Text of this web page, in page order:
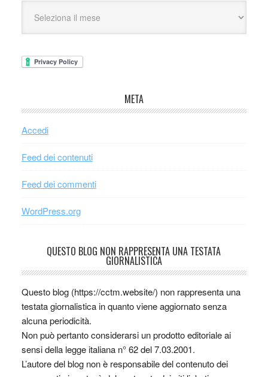
META
Accedi
Feed dei contenuti
Feed dei commenti
WordPress.org
QUESTO BLOG NON RAPPRESENTA UNA TESTATA
GIORNALISTICA
Questo blog (https://cctm.website/) non rappresenta una
testata giornalistica in quanto viene aggiornato senza
alcuna periodicità.
Non può pertanto considerarsi un prodotto editoriale ai
sensi della legge italiana n° 62 del 7.03.2001.
L’autore del blog non è responsabile del contenuto dei